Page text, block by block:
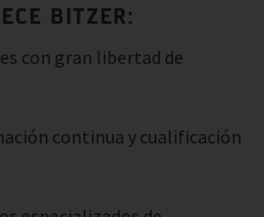
BITZER:
con gran libertad de
continua y cualificación